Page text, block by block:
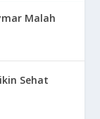
Malah
Sehat